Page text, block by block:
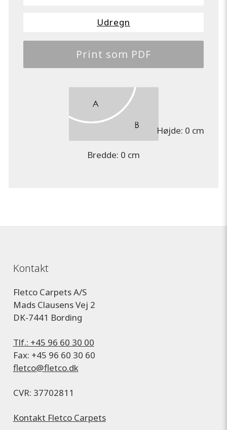
Udregn
Print som PDF
Bredde: 0 cm
Højde: 0 cm
Kontakt
Fletco Carpets A/S
Mads Clausens Vej 2
DK-7441 Bording
Tlf.: +45 96 60 30 00
Fax: +45 96 60 30 60
fletco@fletco.dk
CVR: 37702811
Kontakt Fletco Carpets